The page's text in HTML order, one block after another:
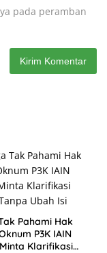
pada peramban
Pahami Hak
P3K IAIN
Klarifikasi